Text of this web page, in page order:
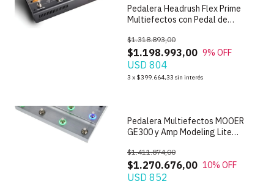
Pedalera Headrush Flex Prime
Multiefectos con Pedal de
$1.198.993,00
$1.318.893,00
9% OFF
USD 804
3 x $399.664,33 sin interés
Pedalera Multiefectos MOOER
GE300 y Amp Modeling Lite
$1.270.676,00
$1.411.874,00
10% OFF
USD 852